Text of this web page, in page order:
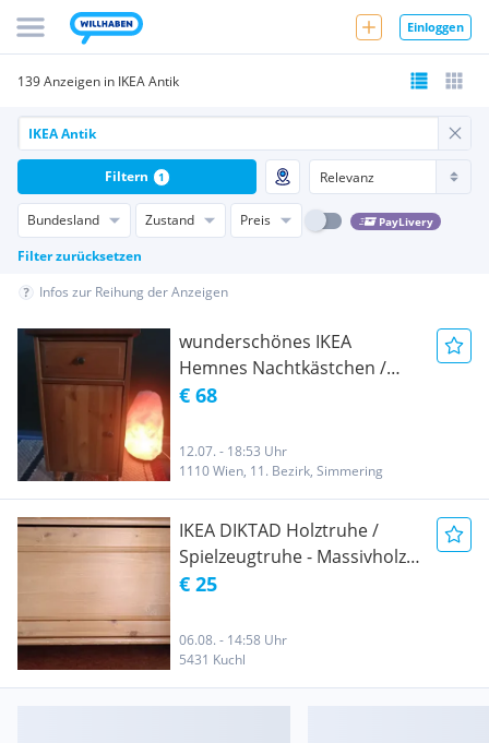
Einloggen
139 Anzeigen in IKEA Antik
Bundesland Zustand Preis PayLivery
Filter zurücksetzen
Filtern 1
Infos zur Reihung der Anzeigen
wunderschönes IKEA
Hemnes Nachtkästchen /
antik gebeizt
€ 68
12.07. - 18:53 Uhr
1110 Wien, 11. Bezirk, Simmering
IKEA DIKTAD Holztruhe /
Spielzeugtruhe - Massivholz
antik gebeizt
€ 25
06.08. - 14:58 Uhr
5431 Kuchl